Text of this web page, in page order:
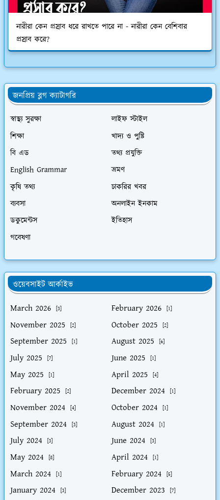
নারীরা কেন প্রস্রাব ধরে রাখতে পারে না - নারীরা কেন বেশিবার
প্রস্রাব করে?
জনপ্রিয় ব্লগ ক্যাটাগরি
স্বাস্থ্য সুরক্ষা
লাইফ স্টাইল
শিক্ষা
খাদ্য ও পুষ্টি
বি এড
তথ্য প্রযুক্তি
English Grammar
ভ্রমণ
কৃষি তথ্য
চাকরির খবর
ব্যবসা
অনলাইন ইনকাম
ডকুমেন্টস
ইতিহাস
গবেষণা
ওয়েবসাইট আর্কাইভ
March 2026
[3] February 2026 [1]
November 2025 [2] October 2025 [2]
September 2025 [1] August 2025 [6]
July 2025 [7] June 2025 [1]
May 2025 [1] April 2025 [4]
February 2025 [2] December 2024 [1]
November 2024 [4] October 2024 [1]
September 2024 [3] August 2024 [1]
July 2024 [3] June 2024 [3]
May 2024 [8] April 2024 [1]
March 2024 [1] February 2024 [5]
January 2024 [3] December 2023 [7]